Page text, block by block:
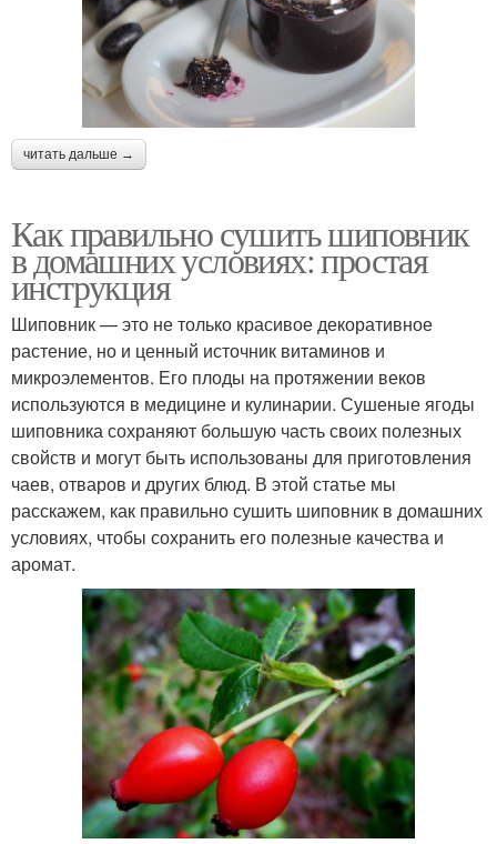
читать дальше →
Как правильно сушить шиповник
в домашних условиях: простая
инструкция
Шиповник — это не только красивое декоративное
растение, но и ценный источник витаминов и
микроэлементов. Его плоды на протяжении веков
используются в медицине и кулинарии. Сушеные ягоды
шиповника сохраняют большую часть своих полезных
свойств и могут быть использованы для приготовления
чаев, отваров и других блюд. В этой статье мы
расскажем, как правильно сушить шиповник в домашних
условиях, чтобы сохранить его полезные качества и
аромат.